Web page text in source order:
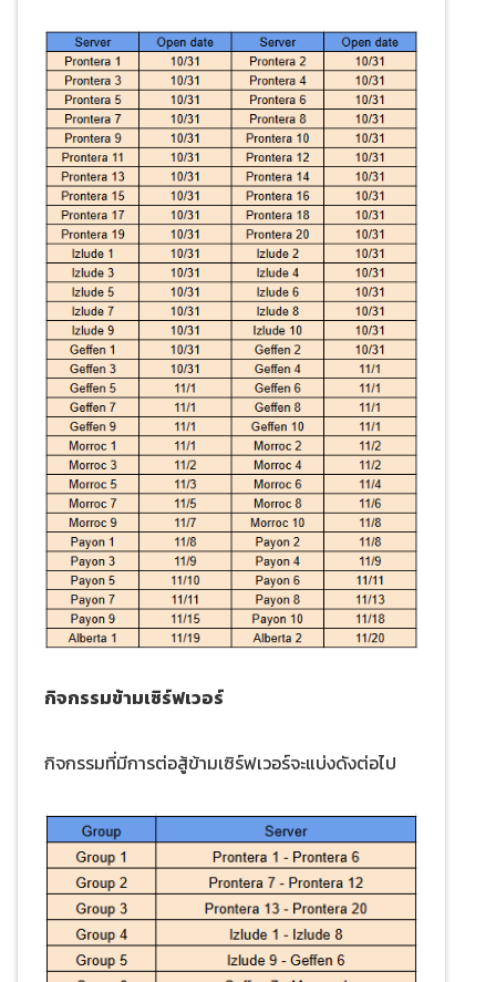
กิจกรรมข้ามเซิร์ฟเวอร์
กิจกรรมที่มีการต่อสู้ข้ามเซิร์ฟเวอร์จะแบ่งดังต่อไป